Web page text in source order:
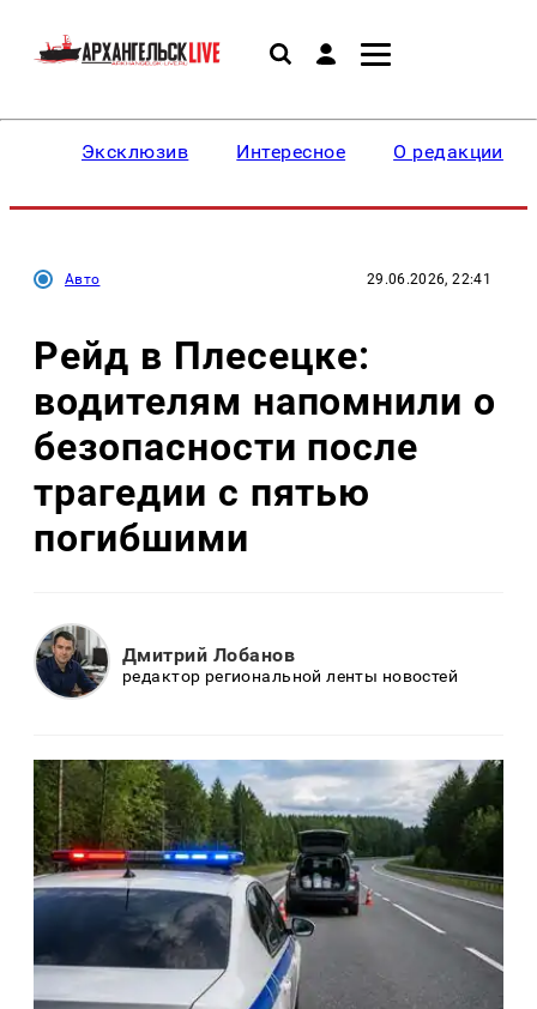
Эксклюзив Интересное О редакции
Авто 29.06.2026, 22:41
Рейд в Плесецке:
водителям напомнили о
безопасности после
трагедии с пятью
погибшими
Дмитрий Лобанов
редактор региональной ленты новостей